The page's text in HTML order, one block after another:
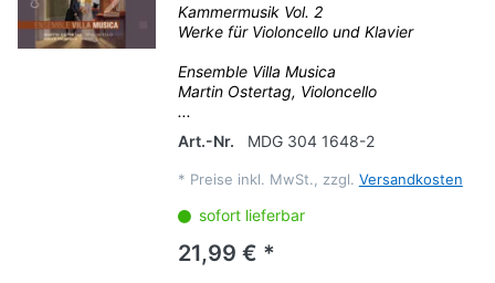
Kammermusik Vol. 2
Werke für Violoncello und Klavier
Ensemble Villa Musica
Martin Ostertag, Violoncello
...
Art.-Nr.
MDG 304 1648-2
* Preise inkl. MwSt., zzgl. Versandkosten
sofort lieferbar
21,99 € *